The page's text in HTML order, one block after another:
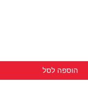
הוספה לסל